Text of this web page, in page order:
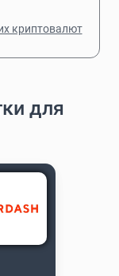
криптовалют
для